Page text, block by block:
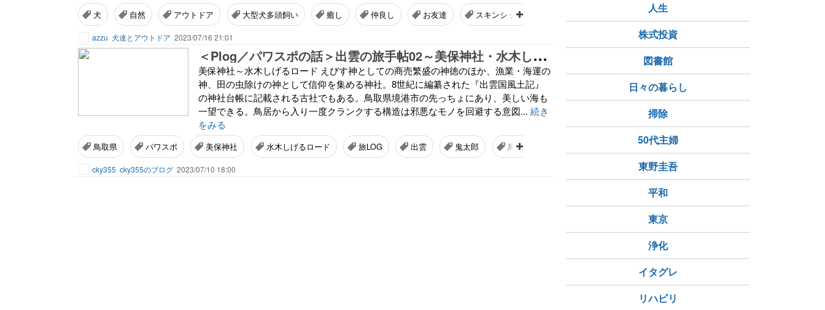
犬 自然 アウトドア 大型犬多頭飼い 癒し 仲良し お友達 スキンシップ
azzu 犬達とアウトドア 2023/07/16 21:01
＜
Plog／パワスポの話＞出雲の旅手帖02～美保神社・水木しげるロード～
美保神社～水木しげるロード えびす神としての商売繁盛の神徳のほか、漁業・海運の
神、田の虫除けの神として信仰を集める神社。8世紀に編纂された『出雲国風土記』
の神社台帳に記載される古社でもある。鳥取県境港市の先っちょにあり、美しい海も
一望できる。鳥居から入り一度クランクする構造は邪悪なモノを回避する意図... 続き
をみる
鳥取県 パワスポ 美保神社 水木しげるロード 旅LOG 出雲 鬼太郎 鳥居
cky355 cky355のブログ 2023/07/10 18:00
人生
株式投資
図書館
日々の暮らし
掃除
50代主婦
東野圭吾
平和
東京
浄化
イタグレ
リハビリ